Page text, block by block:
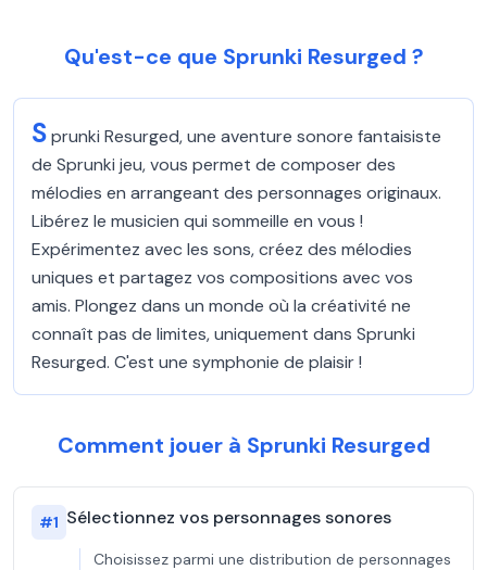
Qu'est-ce que Sprunki Resurged ?
Sprunki Resurged, une aventure sonore fantaisiste
de Sprunki jeu, vous permet de composer des
mélodies en arrangeant des personnages originaux.
Libérez le musicien qui sommeille en vous !
Expérimentez avec les sons, créez des mélodies
uniques et partagez vos compositions avec vos
amis. Plongez dans un monde où la créativité ne
connaît pas de limites, uniquement dans Sprunki
Resurged. C'est une symphonie de plaisir !
Comment jouer à Sprunki Resurged
#1 Sélectionnez vos personnages sonores
Choisissez parmi une distribution de personnages